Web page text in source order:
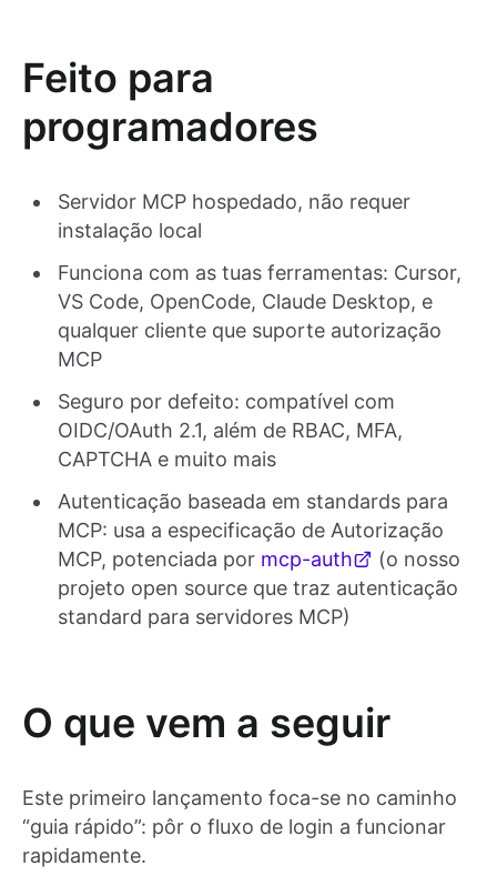
Feito para
programadores
Servidor MCP hospedado, não requer
instalação local
Funciona com as tuas ferramentas: Cursor,
VS Code, OpenCode, Claude Desktop, e
qualquer cliente que suporte autorização
MCP
Seguro por defeito: compatível com
OIDC/OAuth 2.1, além de RBAC, MFA,
CAPTCHA e muito mais
Autenticação baseada em standards para
MCP: usa a especificação de Autorização
MCP, potenciada por mcp-auth
(o nosso
projeto open source que traz autenticação
standard para servidores MCP)
O que vem a seguir
Este primeiro lançamento foca-se no caminho
“guia rápido”: pôr o fluxo de login a funcionar
rapidamente.